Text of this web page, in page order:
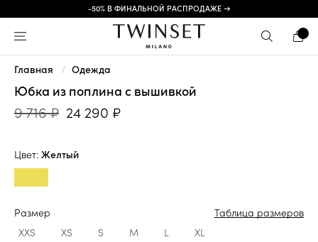
-50% В ФИНАЛЬНОЙ РАСПРОДАЖЕ →
Главная Одежда
Юбка из поплина с вышивкой
9 716 ₽ 24 290 ₽
Цвет: Желтый
Размер
Таблица размеров
XXS
XS S M L XL